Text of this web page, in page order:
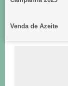
Venda de Azeite